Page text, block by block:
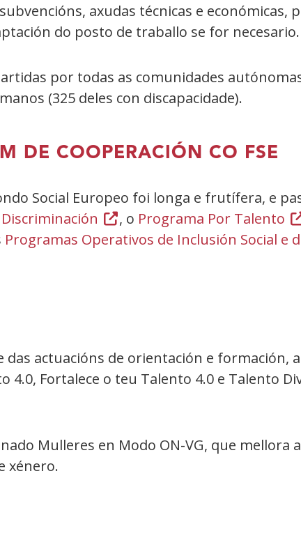
axudas técnicas e económicas,
do posto de traballo se for necesario.
por todas as comunidades
(325 deles con discapacidade).
DE COOPERACIÓN CO FSE
Social Europeo foi longa e frutífera, e
(Abrir
nunha
, o Programa Por Talento
Programas Operativos de Inclusión Social e
das actuacións de orientación e formación,
Fortalece o teu Talento 4.0 e Talento
Mulleres en Modo ON-VG, que mellora
xénero.